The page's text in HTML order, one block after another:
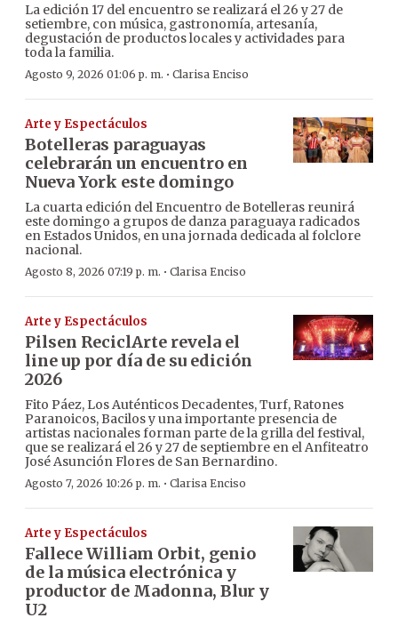
La edición 17 del encuentro se realizará el 26 y 27 de
setiembre, con música, gastronomía, artesanía,
degustación de productos locales y actividades para
toda la familia.
Agosto 9, 2026 01:06 p. m. · Clarisa Enciso
Arte y Espectáculos
Botelleras paraguayas
celebrarán un encuentro en
Nueva York este domingo
La cuarta edición del Encuentro de Botelleras reunirá
este domingo a grupos de danza paraguaya radicados
en Estados Unidos, en una jornada dedicada al folclore
nacional.
Agosto 8, 2026 07:19 p. m. · Clarisa Enciso
Arte y Espectáculos
Pilsen ReciclArte revela el
line up por día de su edición
2026
Fito Páez, Los Auténticos Decadentes, Turf, Ratones
Paranoicos, Bacilos y una importante presencia de
artistas nacionales forman parte de la grilla del festival,
que se realizará el 26 y 27 de septiembre en el Anfiteatro
José Asunción Flores de San Bernardino.
Agosto 7, 2026 10:26 p. m. · Clarisa Enciso
Arte y Espectáculos
Fallece William Orbit, genio
de la música electrónica y
productor de Madonna, Blur y
U2